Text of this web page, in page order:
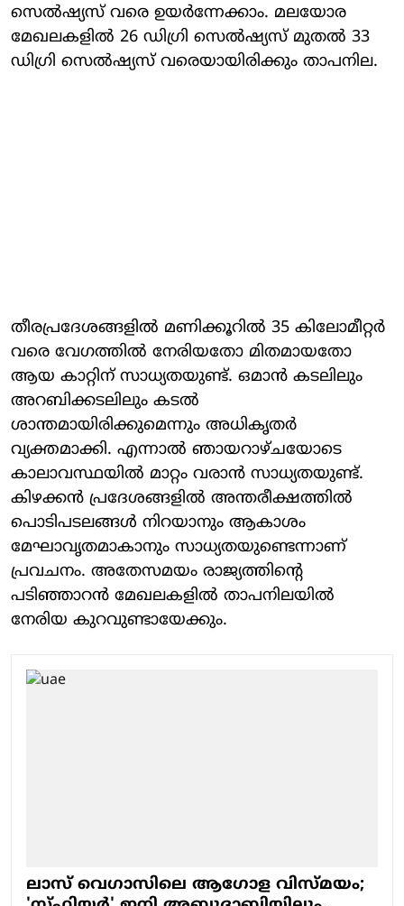
സെല്‍ഷ്യസ് വരെ ഉയര്‍ന്നേക്കാം. മലയോര
മേഖലകളില്‍ 26 ഡിഗ്രി സെല്‍ഷ്യസ് മുതല്‍ 33
ഡിഗ്രി സെല്‍ഷ്യസ് വരെയായിരിക്കും താപനില.
തീരപ്രദേശങ്ങളില്‍ മണിക്കൂറില്‍ 35 കിലോമീറ്റര്‍
വരെ വേഗത്തില്‍ നേരിയതോ മിതമായതോ
ആയ കാറ്റിന് സാധ്യതയുണ്ട്. ഒമാന്‍ കടലിലും
അറബിക്കടലിലും കടല്‍
ശാന്തമായിരിക്കുമെന്നും അധികൃതര്‍
വ്യക്തമാക്കി. എന്നാല്‍ ഞായറാഴ്ചയോടെ
കാലാവസ്ഥയില്‍ മാറ്റം വരാന്‍ സാധ്യതയുണ്ട്.
കിഴക്കന്‍ പ്രദേശങ്ങളില്‍ അന്തരീക്ഷത്തില്‍
പൊടിപടലങ്ങള്‍ നിറയാനും ആകാശം
മേഘാവൃതമാകാനും സാധ്യതയുണ്ടെന്നാണ്
പ്രവചനം. അതേസമയം രാജ്യത്തിന്റെ
പടിഞ്ഞാറന്‍ മേഖലകളില്‍ താപനിലയില്‍
നേരിയ കുറവുണ്ടായേക്കും.
ലാസ് വെഗാസിലെ ആഗോള വിസ്മയം;